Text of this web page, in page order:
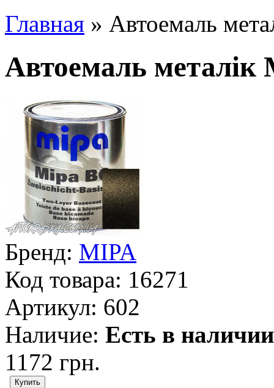
Главная » Автоемаль
Автоемаль
Бренд: MIPA
Код товара: 16271
Артикул: 602
Наличие: Есть в наличии
1172 грн.